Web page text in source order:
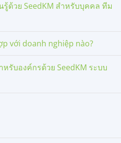
รู้ด้วย SeedKM สำหรับบุคคล ทีม
với doanh nghiệp nào?
รับองค์กรด้วย SeedKM ระบบ